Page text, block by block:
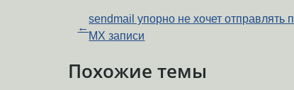
←
sendmail упорно не хочет отправлять
MX записи
Похожие темы